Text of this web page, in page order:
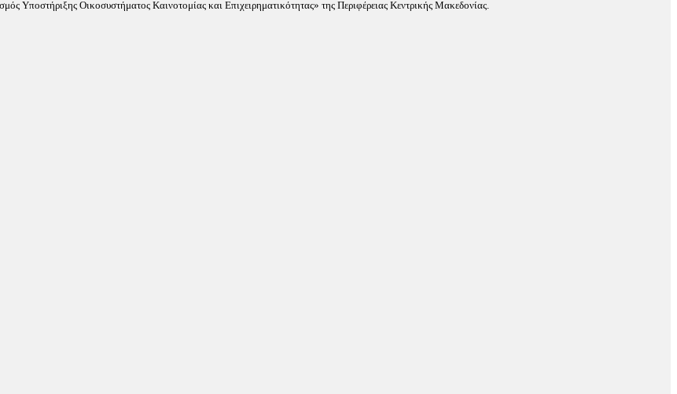
Υποστήριξης Οικοσυστήματος Καινοτομίας και Επιχειρηματικότητας» της Περιφέρειας Κεντρικής Μακεδονίας.